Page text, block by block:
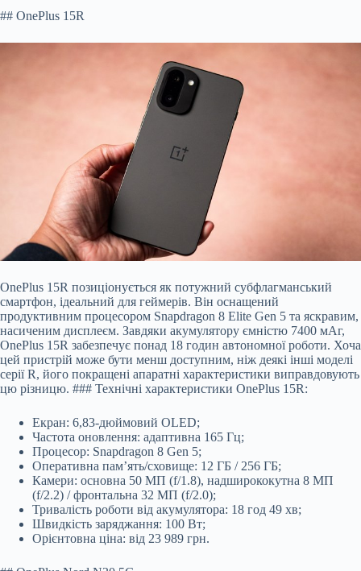
## OnePlus 15R
OnePlus 15R позиціонується як потужний субфлагманський
смартфон, ідеальний для геймерів. Він оснащений
продуктивним процесором Snapdragon 8 Elite Gen 5 та яскравим,
насиченим дисплеєм. Завдяки акумулятору ємністю 7400 мАг,
OnePlus 15R забезпечує понад 18 годин автономної роботи. Хоча
цей пристрій може бути менш доступним, ніж деякі інші моделі
серії R, його покращені апаратні характеристики виправдовують
цю різницю. ### Технічні характеристики OnePlus 15R:
Екран: 6,83-дюймовий OLED;
Частота оновлення: адаптивна 165 Гц;
Процесор: Snapdragon 8 Gen 5;
Оперативна пам’ять/сховище: 12 ГБ / 256 ГБ;
Камери: основна 50 МП (f/1.8), надширококутна 8 МП
(f/2.2) / фронтальна 32 МП (f/2.0);
Тривалість роботи від акумулятора: 18 год 49 хв;
Швидкість заряджання: 100 Вт;
Орієнтовна ціна: від 23 989 грн.